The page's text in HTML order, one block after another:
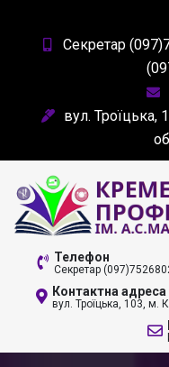
content
Секретар
вул. Троїцька,
ІМ. А. С.
Телефон
Секретар
Контактна адреса
вул. Троїцька, 103, м.